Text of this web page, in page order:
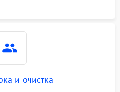
и очистка